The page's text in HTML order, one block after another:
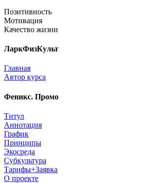
Позитивность
Мотивация
Качество жизни
ЛаркФизКульт
Главная
Автор курса
Феникс. Промо
Титул
Аннотация
График
Принципы
Экосреда
Субкультура
Тарифы+Заявка
О проекте